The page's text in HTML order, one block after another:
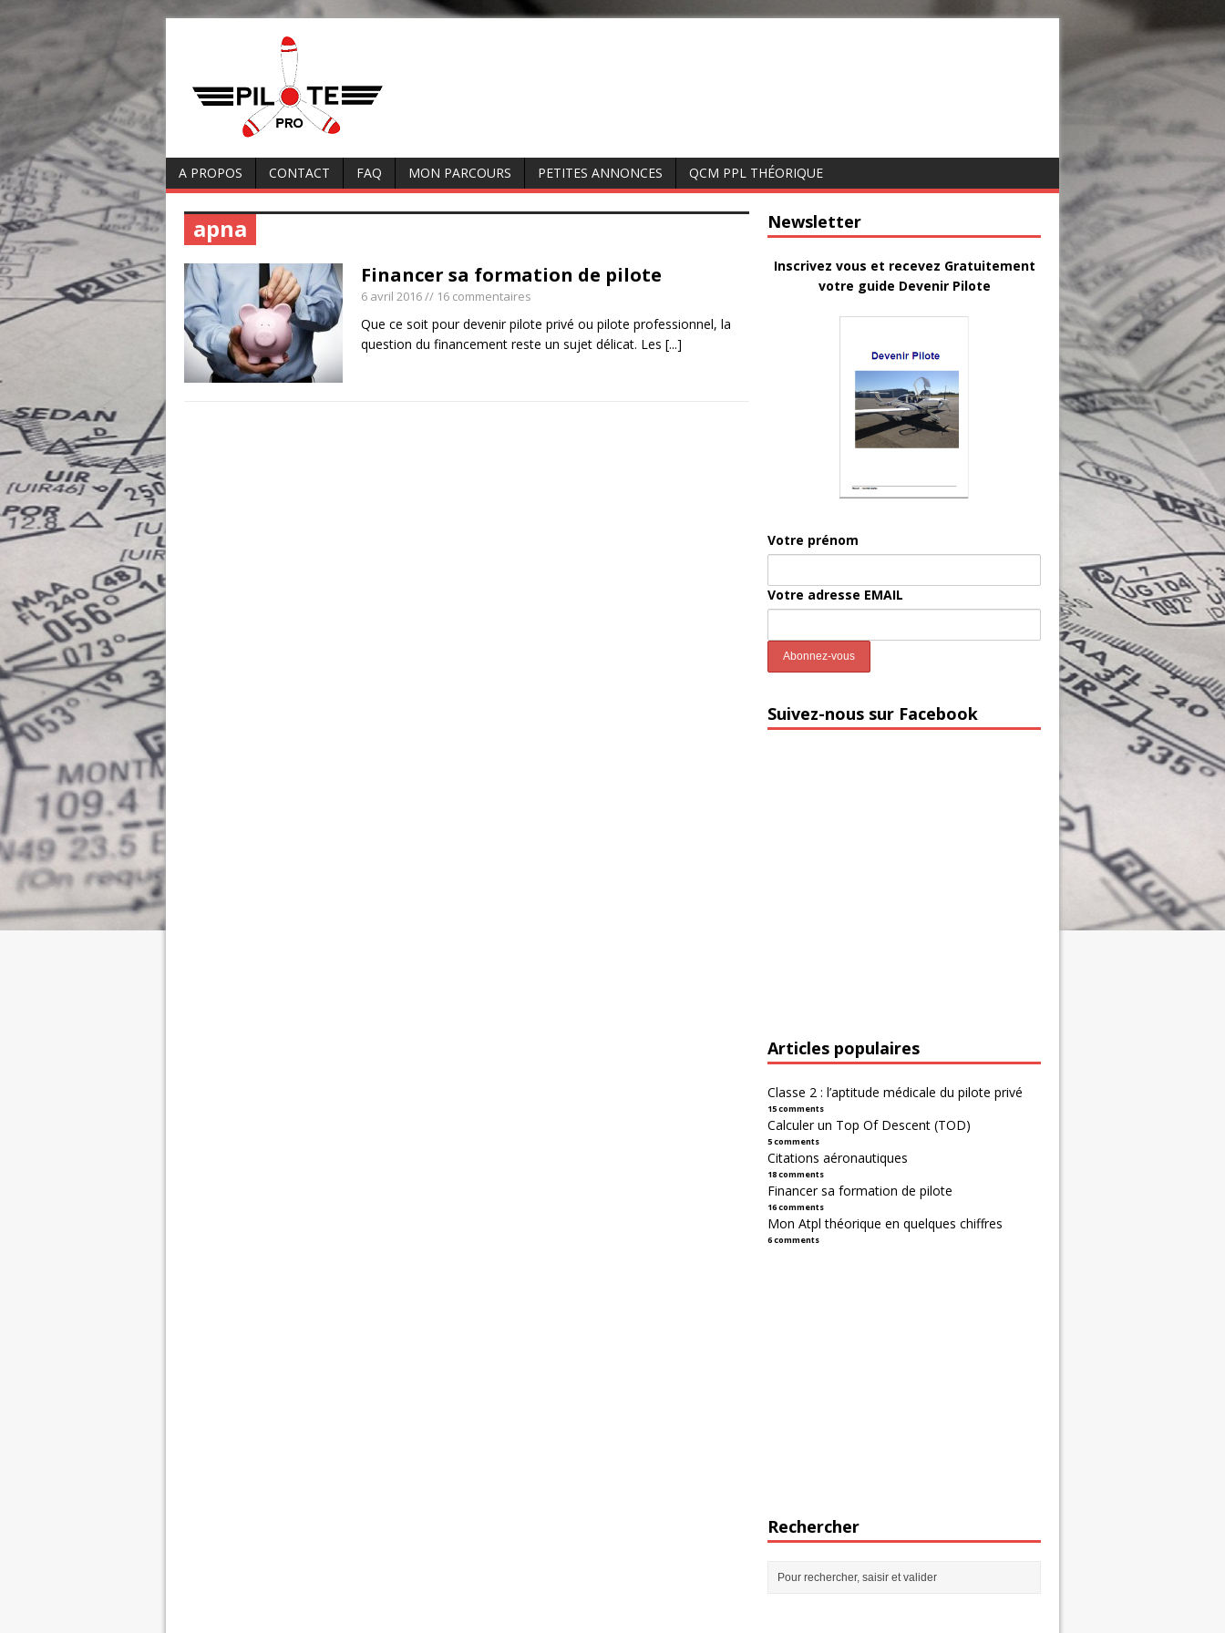
A PROPOS CONTACT FAQ MON PARCOURS PETITES ANNONCES QCM PPL THÉORIQUE
apna
Financer sa formation de pilote
6 avril 2016// 16 commentaires
Que ce soit pour devenir pilote privé ou pilote professionnel, la
question du financement reste un sujet délicat. Les [...]
Newsletter
Inscrivez vous et recevez Gratuitement
votre guide Devenir Pilote
Votre prénom
Votre adresse EMAIL
Suivez-nous sur Facebook
Articles populaires
Classe 2 : l’aptitude médicale du pilote privé
15 comments
Calculer un Top Of Descent (TOD)
5 comments
Citations aéronautiques
18 comments
Financer sa formation de pilote
16 comments
Mon Atpl théorique en quelques chiffres
6 comments
Rechercher